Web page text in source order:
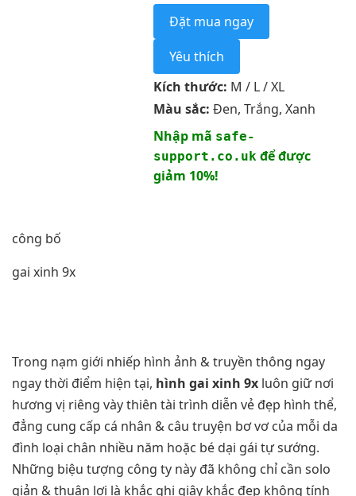
Đặt mua ngay
Yêu thích
Kích thước: M / L / XL
Màu sắc: Đen, Trắng, Xanh
Nhập mã safe-
support.co.ukđể được
giảm 10%!
công bố
gai xinh 9x
Trong nạm giới nhiếp hình ảnh & truyền thông ngay
ngay thời điểm hiện tại, hình gai xinh 9x luôn giữ nơi
hương vị riêng vày thiên tài trình diễn vẻ đẹp hình thể,
đẳng cung cấp cá nhân & câu truyện bơ vơ của mỗi da
đình loại chân nhiều năm hoặc bé dại gái tự sướng.
Những biệu tượng công ty này đã không chỉ cần solo
giản & thuận lợi là khắc ghi giây khắc đẹp không tính